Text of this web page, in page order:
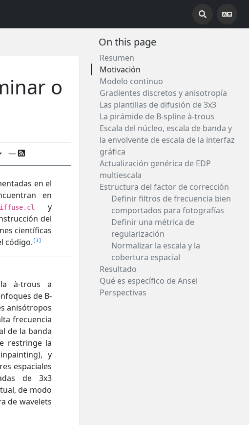
o
—
en el
en
y
del
científicas
código.
1
à-trous a
de B-
anisótropos
frecuencia
de la banda
restringe la
y
espaciales
de 3x3
de modo
de wavelets
On this page
Resumen
Motivación
Modelo continuo
Gradientes discretos y anisotropía
Las plantillas de difusión de 3x3
La pirámide de B-spline à-trous
Escala del núcleo, escala de banda y
la envolvente de escala de la interfaz
gráfica
Actualización genérica de EDP
multiescala
Estructura del factor de corrección
Definir filtros de frecuencia bien
comportados para fotografías
Definir una métrica de
regularización
Normalizar la escala y la
cobertura espacial
Resultado
Qué es específico de Ansel
Perspectivas